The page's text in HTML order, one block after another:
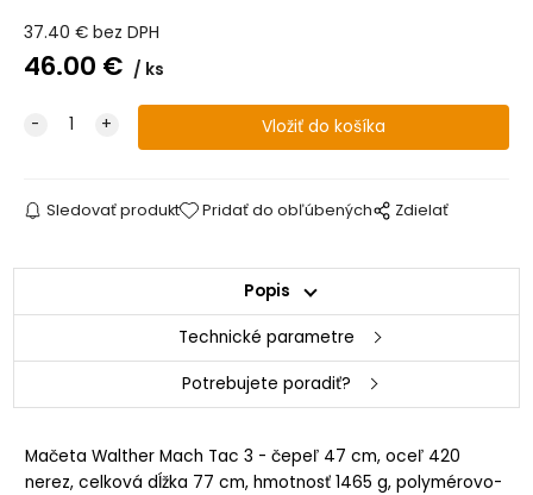
37.40 € bez DPH
46.00 € ks
Sledovať produkt Pridať do obľúbených Zdielať
Popis
Technické parametre
Potrebujete poradiť?
Mačeta Walther Mach Tac 3 - čepeľ 47 cm, oceľ 420
nerez, celková dĺžka 77 cm, hmotnosť 1465 g, polymérovo-